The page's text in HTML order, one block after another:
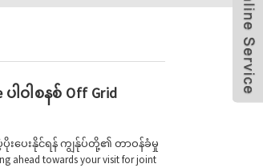
ါဝါစနစ် Off Grid
းပေးနိုင်ရန် ကျွန်ုပ်တို့၏ တာဝန်ခံမှု
towards your visit for joint